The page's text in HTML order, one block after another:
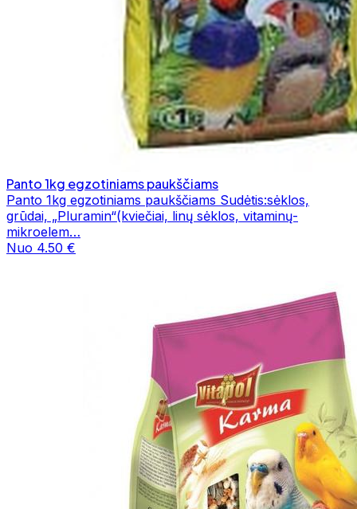
Panto 1kg egzotiniams paukščiams
Panto 1kg egzotiniams paukščiams Sudėtis:sėklos,
grūdai, „Pluramin“(kviečiai, linų sėklos, vitaminų-
mikroelem…
Nuo 4.50 €